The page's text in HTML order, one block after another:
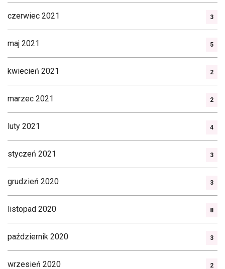
czerwiec 2021 3
maj 2021 5
kwiecień 2021 2
marzec 2021 2
luty 2021 4
styczeń 2021 3
grudzień 2020 3
listopad 2020 8
październik 2020 3
wrzesień 2020 2